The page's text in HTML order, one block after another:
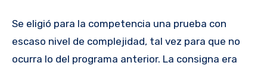
Se eligió para la competencia una prueba con
escaso nivel de complejidad, tal vez para que no
ocurra lo del programa anterior. La consigna era